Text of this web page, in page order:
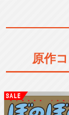
原作